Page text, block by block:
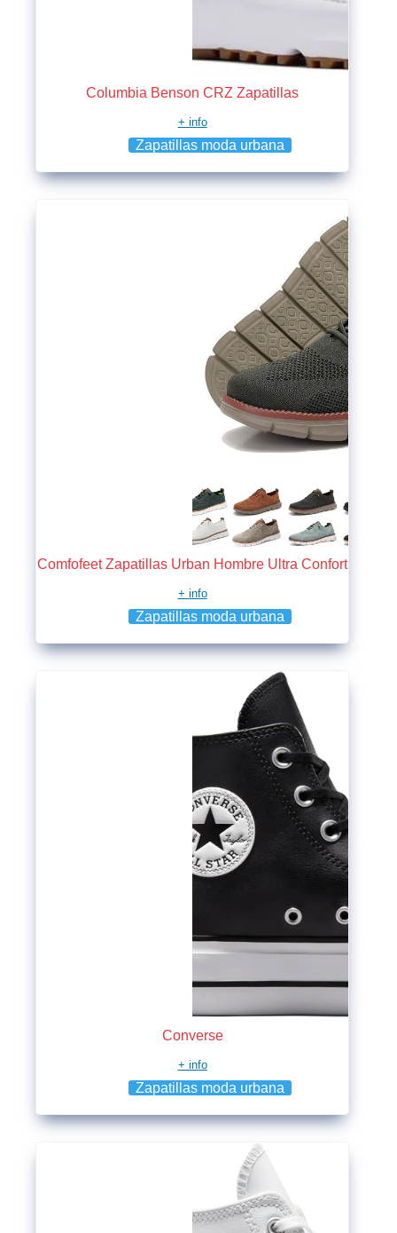
Columbia Benson CRZ Zapatillas
+ info
Zapatillas moda urbana
Comfofeet Zapatillas Urban Hombre Ultra Confort
+ info
Zapatillas moda urbana
Converse
+ info
Zapatillas moda urbana